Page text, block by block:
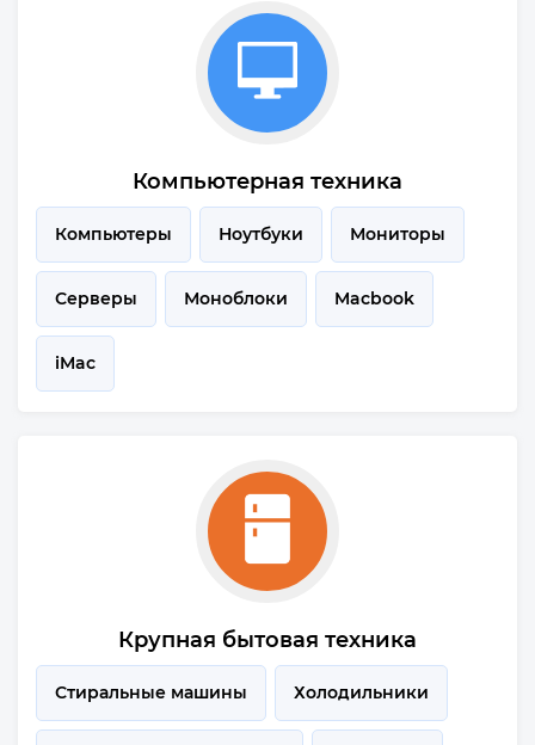
Компьютерная техника
Компьютеры Ноутбуки Мониторы
Серверы Моноблоки Macbook
iMac
Крупная бытовая техника
Стиральные машины Холодильники